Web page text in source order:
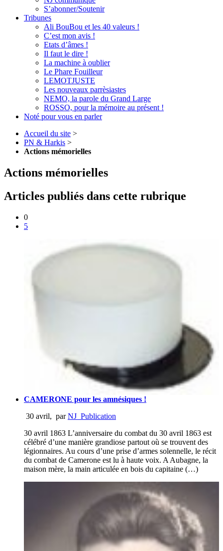
S’abonner/Soutenir
Tribunes
Ali BouBou et les 40 valeurs !
C’est mon avis !
Etats d’âmes !
Il faut le dire !
La machine à oublier
Le Phare Fouilleur
LEMOTJUSTE
Les nouveaux parrèsiastes
NEMO, la parole du Grand Large
ROSSO, pour la mémoire au présent !
Noté pour vous en parler
Accueil du site >
PN & Harkis >
Actions mémorielles
Actions mémorielles
Articles publiés dans cette rubrique
0
5
CAMERONE pour les amnésiques !
30 avril, parNJ_Publication
30 avril 1863 L’anniversaire du combat du 30 avril 1863 est
célébré d’une manière grandiose partout où se trouvent des
légionnaires. Au cours d’une prise d’armes solennelle, le récit
du combat de Camerone est lu à haute voix. A Aubagne, la
maison mère, la main articulée en bois du capitaine (…)